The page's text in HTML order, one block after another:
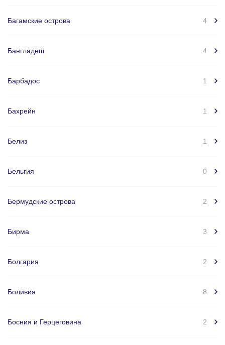
Багамские острова 4
Бангладеш 4
Барбадос 1
Бахрейн 1
Белиз 1
Бельгия 0
Бермудские острова 2
Бирма 3
Болгария 2
Боливия 8
Босния и Герцеговина 2